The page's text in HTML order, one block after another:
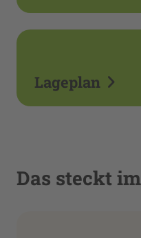
Lageplan
Das steckt